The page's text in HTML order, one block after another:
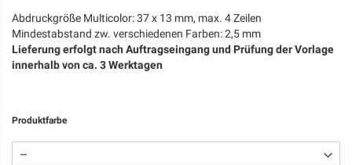
Abdruckgröße Multicolor: 37 x 13 mm, max. 4 Zeilen
Mindestabstand zw. verschiedenen Farben: 2,5 mm
Lieferung erfolgt nach Auftragseingang und Prüfung der Vorlage
innerhalb von ca. 3 Werktagen
Produktfarbe